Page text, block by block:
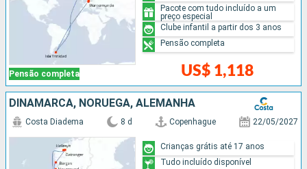
Pensão completa US$ 1,118
Pacote com tudo incluído a um
preço especial
Clube infantil a partir dos 3 anos
Pensão completa
DINAMARCA, NORUEGA, ALEMANHA
Costa Diadema 8 d Copenhague 22/05/2027
Crianças grátis até 17 anos
Tudo incluído disponível